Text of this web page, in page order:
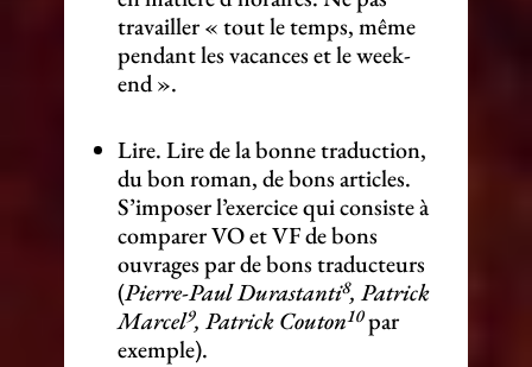
travailler « tout le temps, même
pendant les vacances et le week-
end ».
Lire. Lire de la bonne traduction,
du bon roman, de bons articles.
S’imposer l’exercice qui consiste à
comparer VO et VF de bons
ouvrages par de bons traducteurs
(Pierre-Paul Durastanti8, Patrick
Marcel9, Patrick Couton10par
exemple).